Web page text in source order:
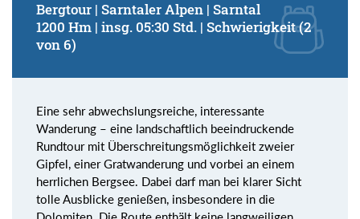
Bergtour | Sarntaler Alpen | Sarntal
1200 Hm | insg. 05:30 Std. | Schwierigkeit (2
von 6)
Eine sehr abwechslungsreiche, interessante
Wanderung – eine landschaftlich beeindruckende
Rundtour mit Überschreitungsmöglichkeit zweier
Gipfel, einer Gratwanderung und vorbei an einem
herrlichen Bergsee. Dabei darf man bei klarer Sicht
tolle Ausblicke genießen, insbesondere in die